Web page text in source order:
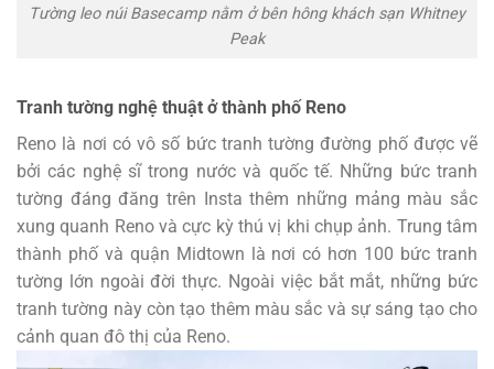
Tường leo núi Basecamp nằm ở bên hông khách sạn Whitney
Peak
Tranh tường nghệ thuật ở thành phố Reno
Reno là nơi có vô số bức tranh tường đường phố được vẽ
bởi các nghệ sĩ trong nước và quốc tế. Những bức tranh
tường đáng đăng trên Insta thêm những mảng màu sắc
xung quanh Reno và cực kỳ thú vị khi chụp ảnh. Trung tâm
thành phố và quận Midtown là nơi có hơn 100 bức tranh
tường lớn ngoài đời thực. Ngoài việc bắt mắt, những bức
tranh tường này còn tạo thêm màu sắc và sự sáng tạo cho
cảnh quan đô thị của Reno.